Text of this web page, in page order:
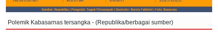
Polemik Kabasarnas tersangka - (Republika/berbagai sumber)